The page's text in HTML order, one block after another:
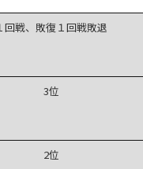
回戦、敗復１回戦敗退
3位
2位